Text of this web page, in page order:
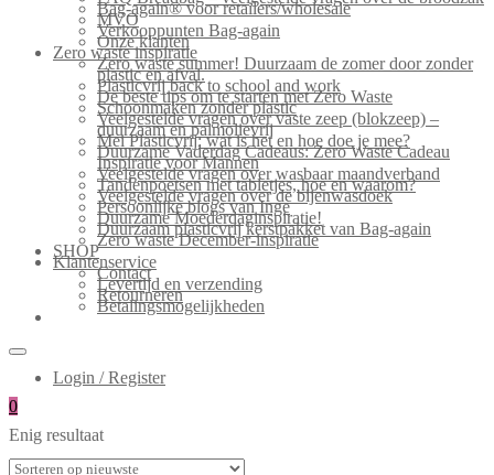
Bag-again® voor retailers/wholesale
MVO
Verkooppunten Bag-again
Onze klanten
Zero waste inspiratie
Zero waste summer! Duurzaam de zomer door zonder
plastic en afval.
Plasticvrij back to school and work
De beste tips om te starten met Zero Waste
Schoonmaken zonder plastic
Veelgestelde vragen over vaste zeep (blokzeep) –
duurzaam en palmolievrij
Mei Plasticvrij: wat is het en hoe doe je mee?
Duurzame Vaderdag Cadeaus: Zero Waste Cadeau
Inspiratie voor Mannen
Veelgestelde vragen over wasbaar maandverband
Tandenpoetsen met tabletjes, hoe en waarom?
Veelgestelde vragen over de bijenwasdoek
Persoonlijke blogs van Inge
Duurzame Moederdaginspiratie!
Duurzaam plasticvrij kerstpakket van Bag-again
Zero waste December-inspiratie
SHOP
Klantenservice
Contact
Levertijd en verzending
Retourneren
Betalingsmogelijkheden
Login / Register
0
Enig resultaat